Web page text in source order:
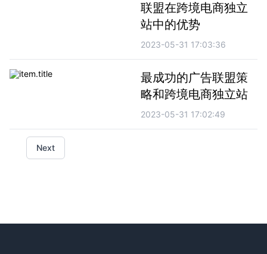
联盟在跨境电商独立
站中的优势
2023-05-31 17:03:36
最成功的广告联盟策
略和跨境电商独立站
2023-05-31 17:02:49
Next